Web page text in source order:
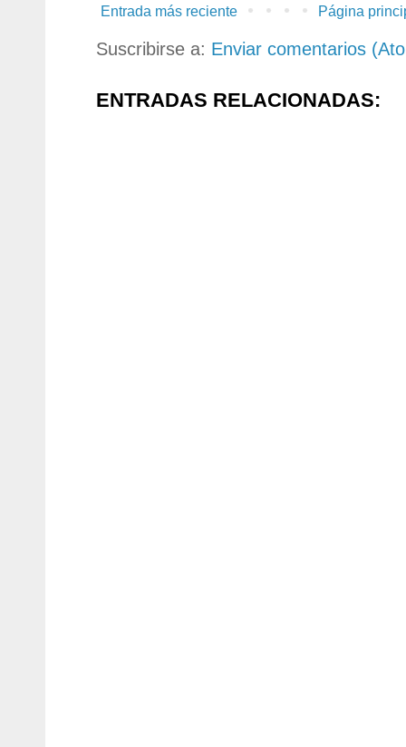
Entrada más reciente Página
Suscribirse a: Enviar comentarios
ENTRADAS RELACIONADAS: